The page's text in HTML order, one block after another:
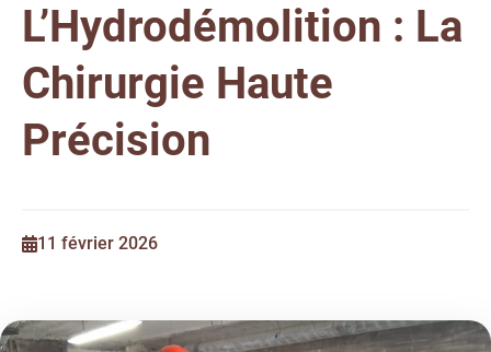
L’Hydrodémolition : La
Chirurgie Haute
Précision
11 février 2026